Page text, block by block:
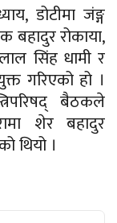
डोटीमा जंङ्ग
बहादुर रोकाया,
सिंह धामी र
गरिएको हो ।
बैठकले
शेर बहादुर
थियो ।